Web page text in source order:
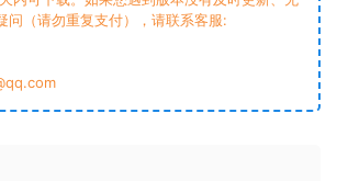
问（请勿重复支付），请联系客服: